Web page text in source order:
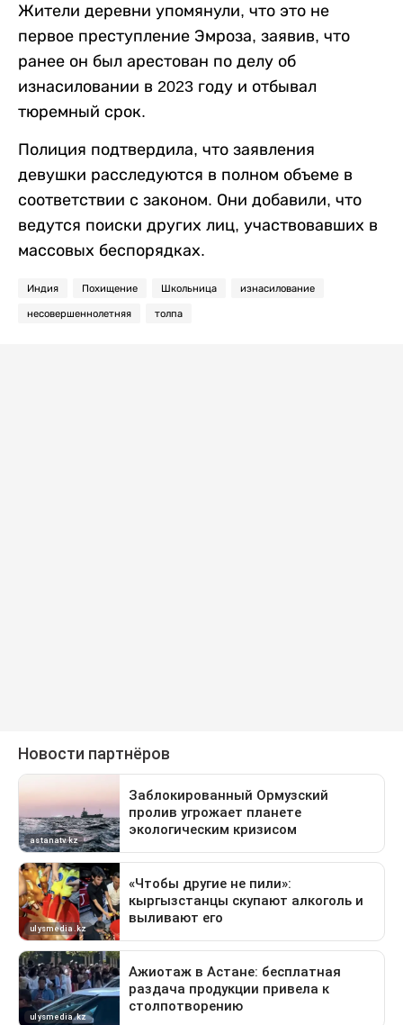
Жители деревни упомянули, что это не
первое преступление Эмроза, заявив, что
ранее он был арестован по делу об
изнасиловании в 2023 году и отбывал
тюремный срок.
Полиция подтвердила, что заявления
девушки расследуются в полном объеме в
соответствии с законом. Они добавили, что
ведутся поиски других лиц, участвовавших в
массовых беспорядках.
Индия Похищение Школьница изнасилование
несовершеннолетняя толпа